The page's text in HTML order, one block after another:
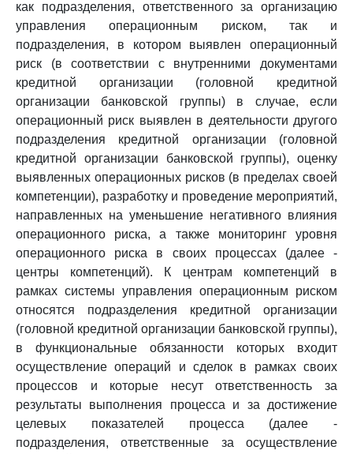
как подразделения, ответственного за организацию
управления операционным риском, так и
подразделения, в котором выявлен операционный
риск (в соответствии с внутренними документами
кредитной организации (головной кредитной
организации банковской группы) в случае, если
операционный риск выявлен в деятельности другого
подразделения кредитной организации (головной
кредитной организации банковской группы), оценку
выявленных операционных рисков (в пределах своей
компетенции), разработку и проведение мероприятий,
направленных на уменьшение негативного влияния
операционного риска, а также мониторинг уровня
операционного риска в своих процессах (далее -
центры компетенций). К центрам компетенций в
рамках системы управления операционным риском
относятся подразделения кредитной организации
(головной кредитной организации банковской группы),
в функциональные обязанности которых входит
осуществление операций и сделок в рамках своих
процессов и которые несут ответственность за
результаты выполнения процесса и за достижение
целевых показателей процесса (далее -
подразделения, ответственные за осуществление